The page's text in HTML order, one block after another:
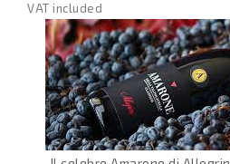
VAT included